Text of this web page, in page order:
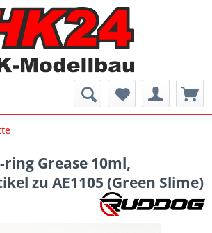
ring Grease 10ml,
zu AE1105 (Green Slime)